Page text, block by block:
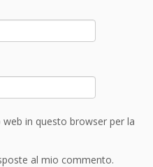
in questo browser per la
al mio commento.